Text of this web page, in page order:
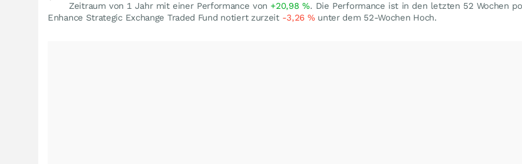
Zeitraum von 1 Jahr mit einer Performance von +20,98 %. Die Performance ist in den letzten 52 Wochen
Enhance Strategic Exchange Traded Fund notiert zurzeit -3,26 %unter dem 52-Wochen Hoch.